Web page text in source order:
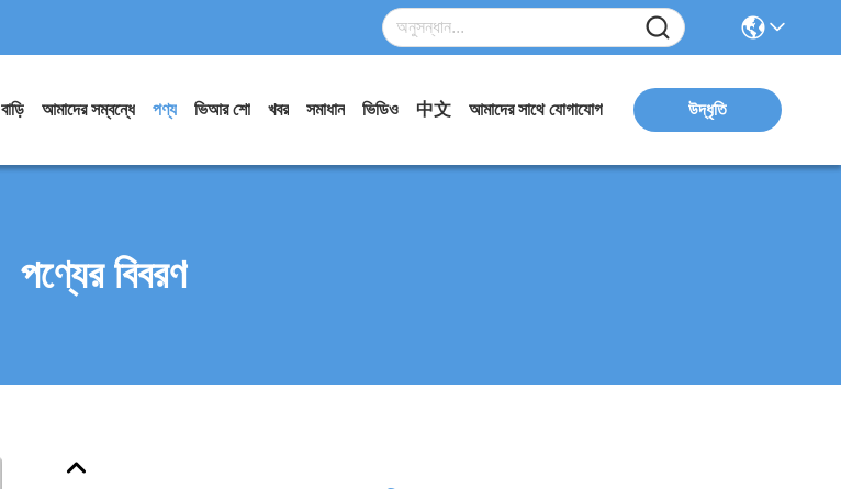
বাড়ি আমাদের সম্বন্ধে পণ্য ভিআর শো খবর সমাধান ভিডিও 中文 আমাদের সাথে যোগাযোগ উদ্ধৃতি
পণ্যের বিবরণ